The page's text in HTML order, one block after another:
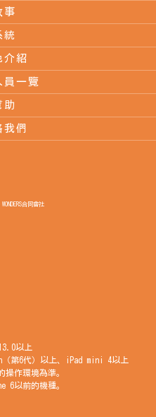
事
統
介紹
員一覽
助
我們
合同會社
以上
第6代）以上、iPad mini 4以上
作環境為準。
6以前的機種。